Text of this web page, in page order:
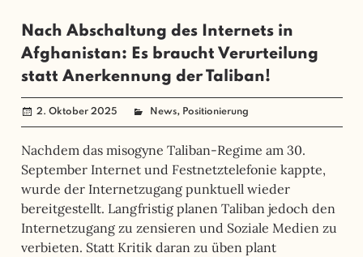
Nach Abschaltung des Internets in
Afghanistan: Es braucht Verurteilung
statt Anerkennung der Taliban!
2. Oktober 2025 administrator
News, Positionierung
Nachdem das misogyne Taliban-Regime am 30.
September Internet und Festnetztelefonie kappte,
wurde der Internetzugang punktuell wieder
bereitgestellt. Langfristig planen Taliban jedoch den
Internetzugang zu zensieren und Soziale Medien zu
verbieten. Statt Kritik daran zu üben plant